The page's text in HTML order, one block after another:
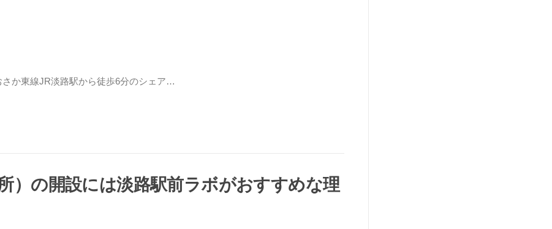
か東線JR淡路駅から徒歩6分のシェア…
）の開設には淡路駅前ラボがおすすめな理